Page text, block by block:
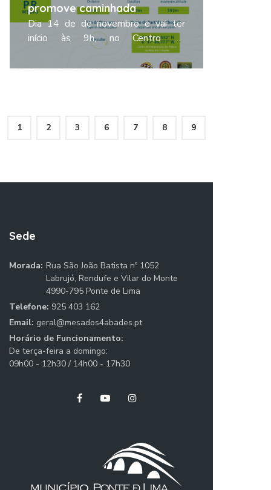
promove caminhada
Dia 14 de de novembro e vai ter
início às 9h, no Centro de
Interpretação das Aldeias da Mesa
dos 4 Abades
1 2 3 6 7 8 9
Sede
Morada: Rua São João Batista nº 1052
Labrujó, Rendufe e Vilar do Monte
4990-795 Ponte de Lima
Telefone: 925 403 162
Email: geral@mesados4abades.pt
Horário de Funcionamento:
De terça-feira a domingo:
09h00 - 12h30 / 14h00 - 17h30